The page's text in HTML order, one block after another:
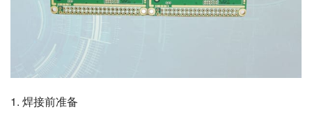
1. 焊接前准备